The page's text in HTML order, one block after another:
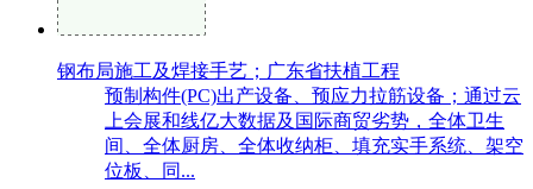
钢布局施工及焊接手艺；广东省扶植工程
预制构件(PC)出产设备、预应力拉筋设备；通过云
上会展和线亿大数据及国际商贸劣势，全体卫生
间、全体厨房、全体收纳柜、填充实手系统、架空
位板、同...